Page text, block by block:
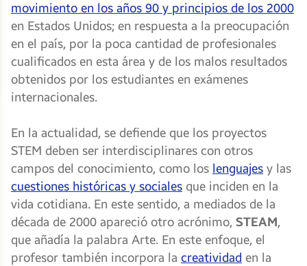
movimiento en los años 90 y principios de los 2000
en Estados Unidos; en respuesta a la preocupación
en el país, por la poca cantidad de profesionales
cualificados en esta área y de los malos resultados
obtenidos por los estudiantes en exámenes
internacionales.
En la actualidad, se defiende que los proyectos
STEM deben ser interdisciplinares con otros
campos del conocimiento, como los lenguajes y las
cuestiones históricas y sociales que inciden en la
vida cotidiana. En este sentido, a mediados de la
década de 2000 apareció otro acrónimo, STEAM,
que añadía la palabra Arte. En este enfoque, el
profesor también incorpora la creatividad en la